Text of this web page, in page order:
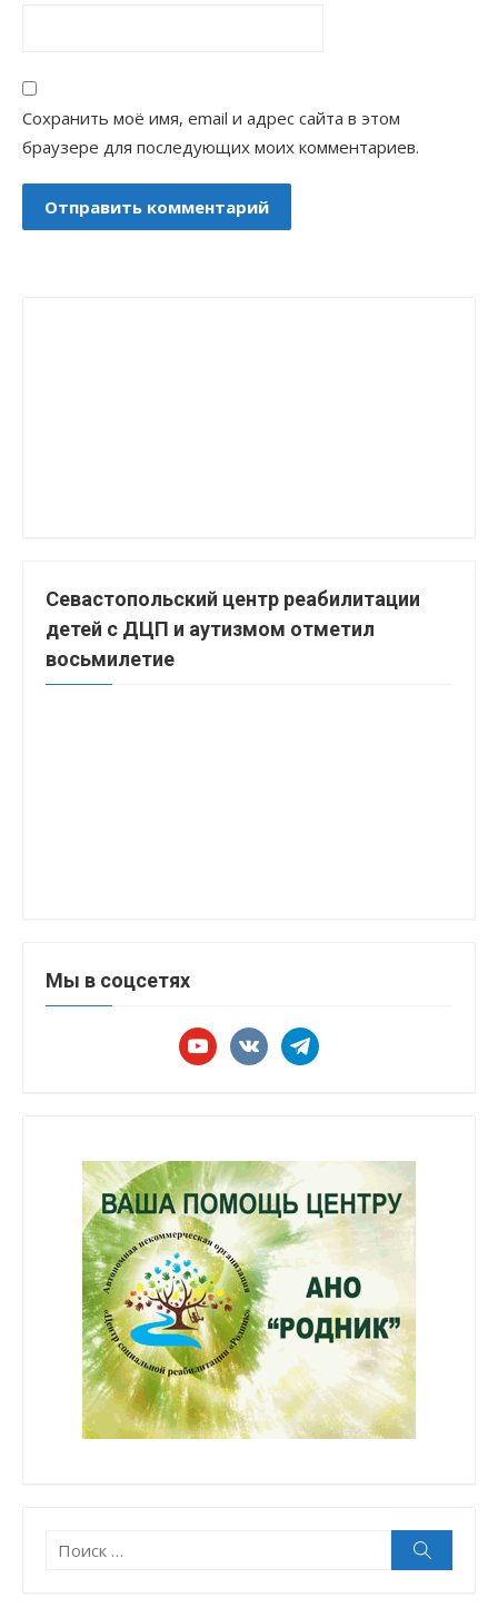
Сохранить моё имя, email и адрес сайта в этом
браузере для последующих моих комментариев.
Севастопольский центр реабилитации
детей с ДЦП и аутизмом отметил
восьмилетие
Мы в соцсетях
youtubevkontaktetelegram
Поиск: